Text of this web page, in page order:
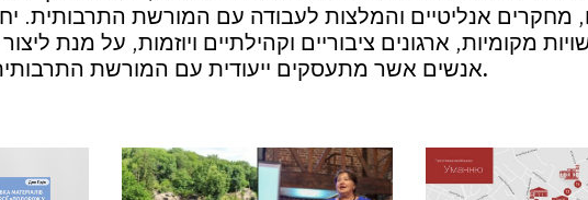
מחקרים אנליטיים והמלצות לעבודה עם המורשת התרבותית.
מקומיות, ארגונים ציבוריים וקהילתיים ויוזמות, על מנת
אנשים אשר מתעסקים ייעודית עם המורשת.